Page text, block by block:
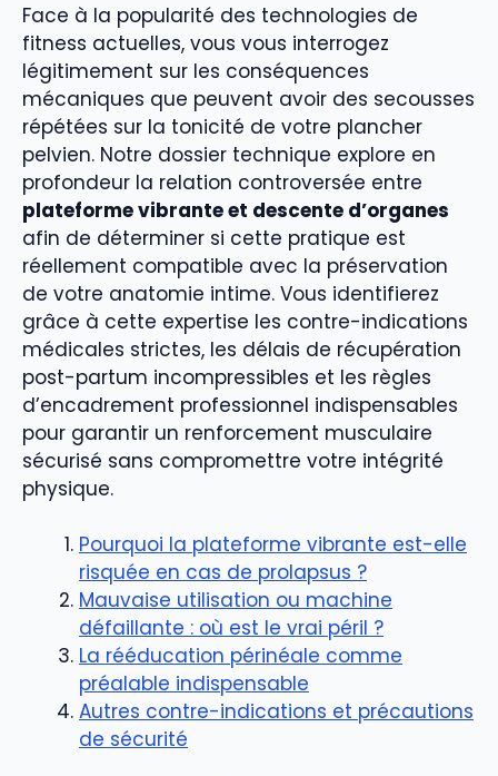
Face à la popularité des technologies de
fitness actuelles, vous vous interrogez
légitimement sur les conséquences
mécaniques que peuvent avoir des secousses
répétées sur la tonicité de votre plancher
pelvien. Notre dossier technique explore en
profondeur la relation controversée entre
plateforme vibrante et descente d’organes
afin de déterminer si cette pratique est
réellement compatible avec la préservation
de votre anatomie intime. Vous identifierez
grâce à cette expertise les contre-indications
médicales strictes, les délais de récupération
post-partum incompressibles et les règles
d’encadrement professionnel indispensables
pour garantir un renforcement musculaire
sécurisé sans compromettre votre intégrité
physique.
Pourquoi la plateforme vibrante est-elle
risquée en cas de prolapsus ?
Mauvaise utilisation ou machine
défaillante : où est le vrai péril ?
La rééducation périnéale comme
préalable indispensable
Autres contre-indications et précautions
de sécurité